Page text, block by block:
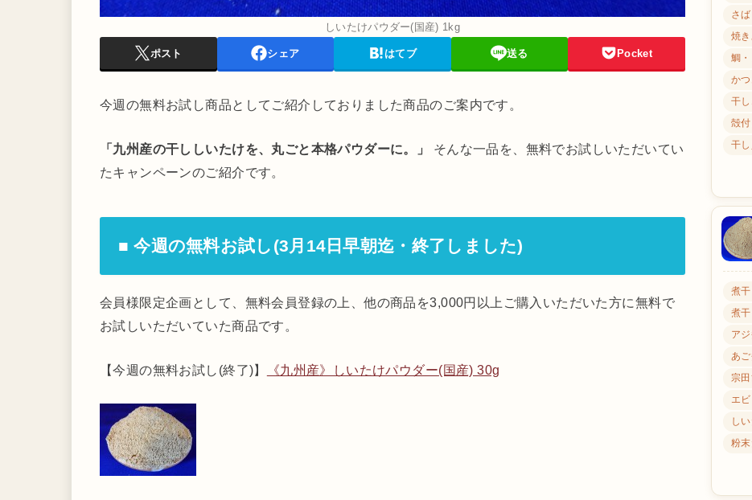
しいたけパウダー(国産) 1kg
ポスト シェア はてブ 送る Pocket
今週の無料お試し商品としてご紹介しておりました商品のご案内です。
「九州産の干ししいたけを、丸ごと本格パウダーに。」
そんな一品を、無料でお試しいただいてい
たキャンペーンのご紹介です。
■ 今週の無料お試し(3月14日早朝迄・終了しました)
会員様限定企画として、無料会員登録の上、他の商品を3,000円以上ご購入いただいた方に無料で
お試しいただいていた商品です。
【今週の無料お試し(終了)】 《九州産》しいたけパウダー(国産) 30g
さ
焼
鯛
か
干
殻
干
煮
煮
ア
あ
宗
エ
し
粉